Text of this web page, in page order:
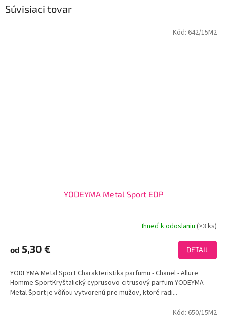
Súvisiaci tovar
YODEYMA Metal Sport EDP
produktu
je
z
5
hviezdičiek.
Ihneď k odoslaniu(>3 ks)
od 5,30 € DETAIL
YODEYMA Metal Sport Charakteristika parfumu - Chanel - Allure
Homme SportKryštalický cyprusovo-citrusový parfum YODEYMA
Metal Šport je vôňou vytvorenú pre mužov, ktoré radi...
Kód: 642/15M2
Kód: 650/15M2